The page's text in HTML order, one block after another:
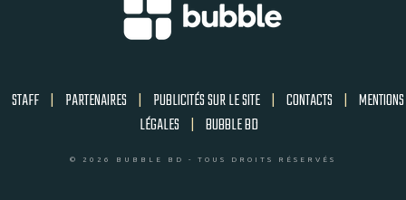
STAFF | PARTENAIRES | PUBLICITÉS SUR LE SITE | CONTACTS | MENTIONS
LÉGALES | BUBBLE BD
© 2026 BUBBLE BD - TOUS DROITS RÉSERVÉS